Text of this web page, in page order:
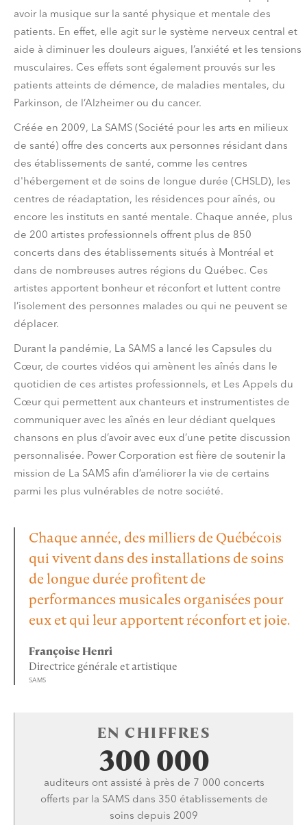
avoir la musique sur la santé physique et mentale des
patients. En effet, elle agit sur le système nerveux central et
aide à diminuer les douleurs aigues, l’anxiété et les tensions
musculaires. Ces effets sont également prouvés sur les
patients atteints de démence, de maladies mentales, du
Parkinson, de l’Alzheimer ou du cancer.
Créée en 2009, La SAMS (Société pour les arts en milieux
de santé) offre des concerts aux personnes résidant dans
des établissements de santé, comme les centres
d'hébergement et de soins de longue durée (CHSLD), les
centres de réadaptation, les résidences pour aînés, ou
encore les instituts en santé mentale. Chaque année, plus
de 200 artistes professionnels offrent plus de 850
concerts dans des établissements situés à Montréal et
dans de nombreuses autres régions du Québec. Ces
artistes apportent bonheur et réconfort et luttent contre
l’isolement des personnes malades ou qui ne peuvent se
déplacer.
Durant la pandémie, La SAMS a lancé les Capsules du
Cœur, de courtes vidéos qui amènent les aînés dans le
quotidien de ces artistes professionnels, et Les Appels du
Cœur qui permettent aux chanteurs et instrumentistes de
communiquer avec les aînés en leur dédiant quelques
chansons en plus d’avoir avec eux d’une petite discussion
personnalisée. Power Corporation est fière de soutenir la
mission de La SAMS afin d’améliorer la vie de certains
parmi les plus vulnérables de notre société.
Chaque année, des milliers de Québécois
qui vivent dans des installations de soins
de longue durée profitent de
performances musicales organisées pour
eux et qui leur apportent réconfort et joie.
Françoise Henri
Directrice générale et artistique
SAMS
EN CHIFFRES
300 000
auditeurs ont assisté à près de 7 000 concerts
offerts par la SAMS dans 350 établissements de
soins depuis 2009